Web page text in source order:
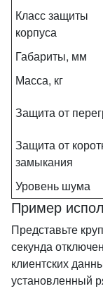
Класс защиты
корпуса
Габариты, мм
Масса, кг
Защита от
Защита от
замыкания
Уровень шума
Пример
Представьте
секунда
клиентских
установленный